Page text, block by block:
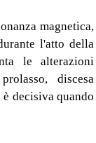
magnetica,
l'atto della
le alterazioni
discesa
decisiva quando